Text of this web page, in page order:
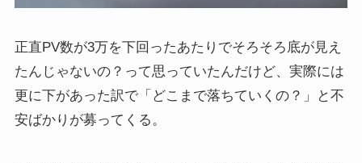
正直PV数が3万を下回ったあたりでそろそろ底が見え
たんじゃないの？って思っていたんだけど、実際には
更に下があった訳で「どこまで落ちていくの？」と不
安ばかりが募ってくる。